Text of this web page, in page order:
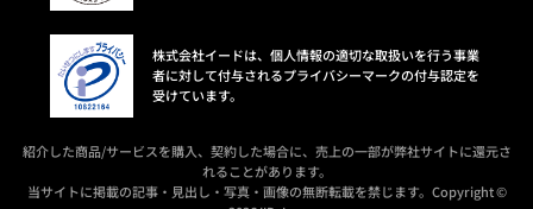
株式会社イードは、個人情報の適切な取扱いを行う事業
者に対して付与されるプライバシーマークの付与認定を
受けています。
紹介した商品/サービスを購入、契約した場合に、売上の一部が弊社サイトに還元さ
れることがあります。
当サイトに掲載の記事・見出し・写真・画像の無断転載を禁じます。Copyright ©